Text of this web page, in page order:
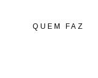
QUEM FAZ